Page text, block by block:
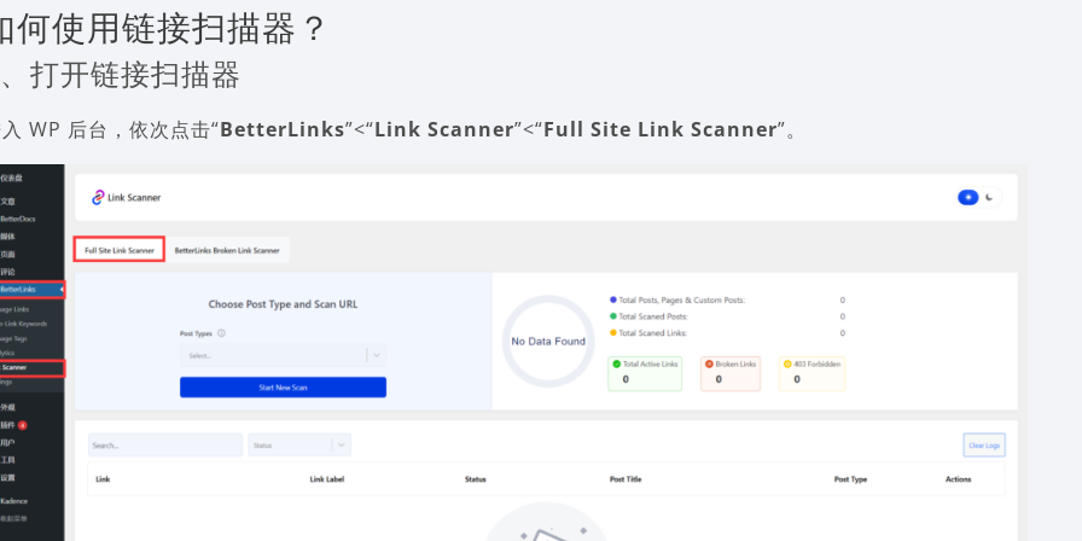
何使用链接扫描器？
打开链接扫描器
WP 后台，依次点击“BetterLinks”<“Link Scanner”<“Full Site Link Scanner”。